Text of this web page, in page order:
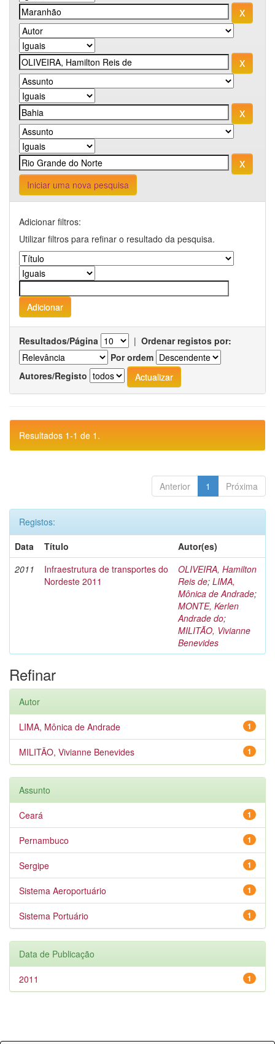
Iniciar uma nova pesquisa
Adicionar filtros:
Utilizar filtros para refinar o resultado da pesquisa.
Resultados/Página | Ordenar registos por:
Por ordem
Autores/Registo
Resultados 1-1 de 1.
Anterior 1 Próxima
Registos:
Data
Título
Autor(es)
2011
Infraestrutura de transportes do
Nordeste 2011
OLIVEIRA, Hamilton
Reis de; LIMA,
Mônica de Andrade;
MONTE, Kerlen
Andrade do;
MILITÃO, Vivianne
Benevides
Refinar
Autor
1
LIMA, Mônica de Andrade
1
MILITÃO, Vivianne Benevides
Assunto
1
Ceará
1
Pernambuco
1
Sergipe
1
Sistema Aeroportuário
1
Sistema Portuário
Data de Publicação
1
2011